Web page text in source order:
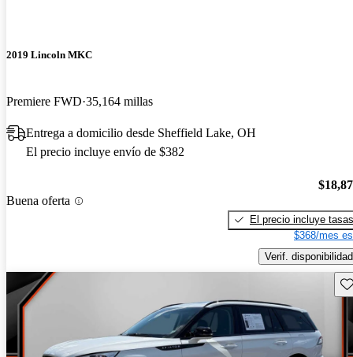
2019 Lincoln MKC
Premiere FWD 35,164 millas
Entrega a domicilio desde Sheffield Lake, OH
El precio incluye envío de $382
Buena oferta
El precio incluye tasas
$368/mes
Verif. disponibilidad